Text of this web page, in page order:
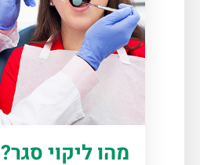
מהו ליקוי סגר?